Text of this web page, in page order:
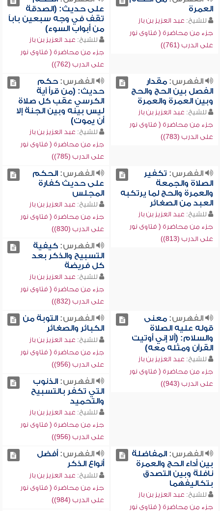
العمرة
للشيخ: عبد العزيز بن باز
جزء من محاضرة ( فتاوى نور
على الدرب (761))
على حديث: (الصدقة
تقف في وجه سبعين باباً
من أبواب السوء)
للشيخ: عبد العزيز بن باز
جزء من محاضرة ( فتاوى نور
على الدرب (762))
الفهرس:مقدار
الفصل بين الحج والحج
وبين العمرة والعمرة
للشيخ: عبد العزيز بن باز
جزء من محاضرة ( فتاوى نور
على الدرب (783))
الفهرس:حكم
حديث: (من قرأ آية
الكرسي عقب كل صلاة
ليس بينه وبين الجنة إلا
أن يموت)
للشيخ: عبد العزيز بن باز
جزء من محاضرة ( فتاوى نور
على الدرب (785))
الفهرس: تكفير
الصلاة والجمعة
والعمرة والحج لما يرتكبه
العبد من الصغائر
للشيخ: عبد العزيز بن باز
جزء من محاضرة ( فتاوى نور
على الدرب (813))
الفهرس:الحكم
على حديث كفارة
المجلس
للشيخ: عبد العزيز بن باز
جزء من محاضرة ( فتاوى نور
على الدرب (830))
الفهرس:كيفية
التسبيح والذكر بعد
كل فريضة
للشيخ: عبد العزيز بن باز
جزء من محاضرة ( فتاوى نور
على الدرب (832))
الفهرس:معنى
قوله عليه الصلاة
والسلام: (ألا إني أوتيت
القرآن ومثله معه)
للشيخ: عبد العزيز بن باز
جزء من محاضرة ( فتاوى نور
على الدرب (943))
الفهرس:التوبة من
الكبائر والصغائر
للشيخ: عبد العزيز بن باز
جزء من محاضرة ( فتاوى نور
على الدرب (956))
الفهرس:الذنوب
التي تكفر بالتسبيح
والتحميد
للشيخ: عبد العزيز بن باز
جزء من محاضرة ( فتاوى نور
على الدرب (956))
الفهرس:المفاضلة
بين أداء الحج والعمرة
نافلة وبين التصدق
بتكاليفهما
للشيخ: عبد العزيز بن باز
جزء من محاضرة ( فتاوى نور
الفهرس:أفضل
أنواع الذكر
للشيخ: عبد العزيز بن باز
جزء من محاضرة ( فتاوى نور
على الدرب (984))